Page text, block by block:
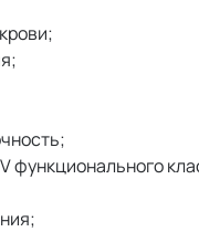
функционального